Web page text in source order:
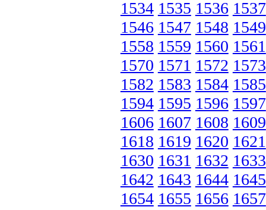
1534 1535 1536 1537
1546 1547 1548 1549
1558 1559 1560 1561
1570 1571 1572 1573
1582 1583 1584 1585
1594 1595 1596 1597
1606 1607 1608 1609
1618 1619 1620 1621
1630 1631 1632 1633
1642 1643 1644 1645
1654 1655 1656 1657